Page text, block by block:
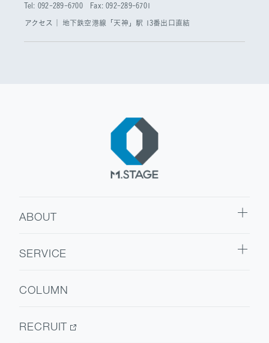
Tel: 092-289-6700 Fax: 092-289-6701
アクセス｜
地下鉄空港線「天神」駅 13番出口直結
ABOUT
会社情報
SERVICE
医療人材
COLUMN
RECRUIT